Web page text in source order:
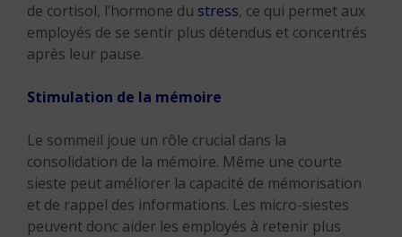
de cortisol, l’hormone du stress, ce qui permet aux
employés de se sentir plus détendus et concentrés
après leur pause.
Stimulation de la mémoire
Le sommeil joue un rôle crucial dans la
consolidation de la mémoire. Même une courte
sieste peut améliorer la capacité de mémorisation
et de rappel des informations. Les micro-siestes
peuvent donc aider les employés à retenir plus